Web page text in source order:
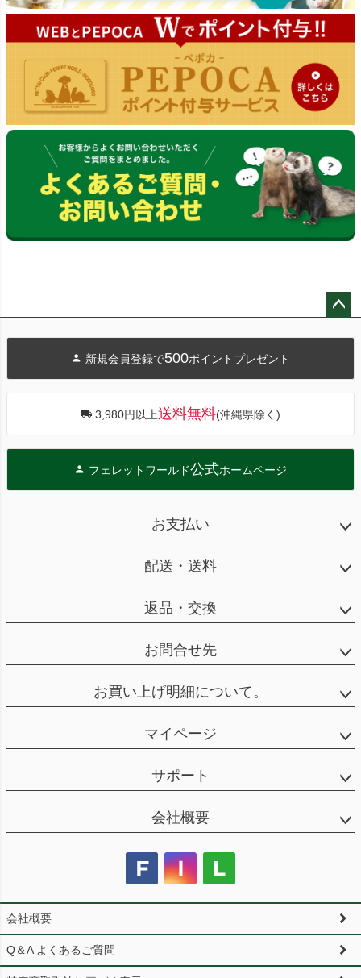
へ
新規会員登録で500ポイントプレゼント
3,980円以上送料無料(沖縄県除く)
フェレットワールド公式ホームページ
お支払い
配送・送料
返品・交換
お問合せ先
お買い上げ明細について。
マイページ
サポート
会社概要
会社概要
Q＆A よくあるご質問